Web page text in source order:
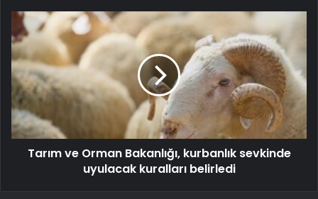
Tarım ve Orman Bakanlığı, kurbanlık sevkinde
uyulacak kuralları belirledi